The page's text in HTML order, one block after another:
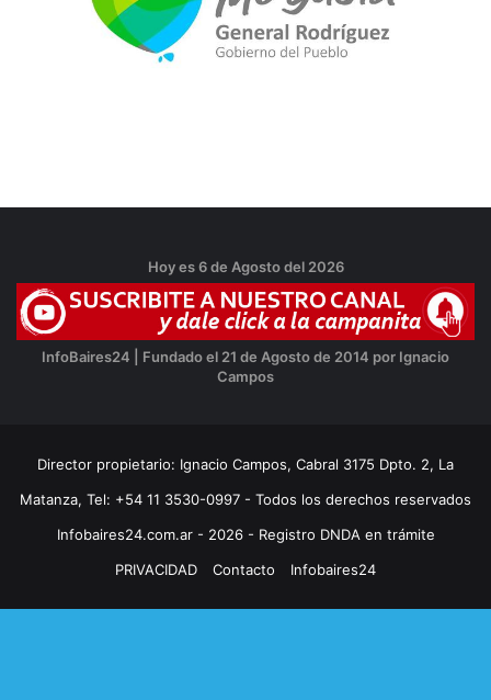
Hoy es 6 de Agosto del 2026
InfoBaires24 | Fundado el 21 de Agosto de 2014 por Ignacio
Campos
Director propietario: Ignacio Campos, Cabral 3175 Dpto. 2, La
Matanza, Tel: +54 11 3530-0997 - Todos los derechos reservados
Infobaires24.com.ar - 2026 - Registro DNDA en trámite
PRIVACIDAD
Contacto Infobaires24